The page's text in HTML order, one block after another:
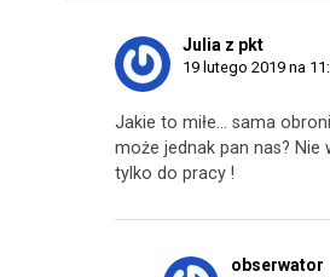
Julia z pkt
19 lutego 2019 na
Jakie to miłe… sama
może jednak pan nas? Nie
tylko do pracy !
obserwator